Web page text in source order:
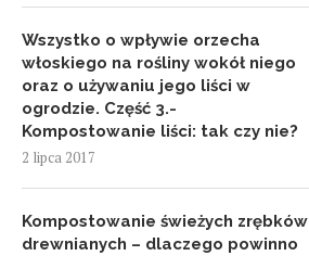
Wszystko o wpływie orzecha
włoskiego na rośliny wokół niego
oraz o używaniu jego liści w
ogrodzie. Część 3.-
Kompostowanie liści: tak czy nie?
2 lipca 2017
Kompostowanie świeżych zrębków
drewnianych – dlaczego powinno